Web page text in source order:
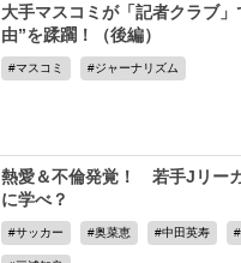
大手マスコミが「記者クラブ」
由”を蹂躙！（後編）
マスコミ ジャーナリズム
熱愛＆不倫発覚！ 若手Jリー
に学べ？
サッカー 奥菜恵 中田英寿